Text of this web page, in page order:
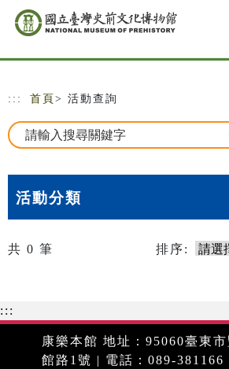
跳到主要內容
網站導覽
::: 首頁 > 活動查詢
活動分類
共 0 筆 排序:
:::
康樂本館 地址：95060臺東
館路1號 | 電話：089-381166